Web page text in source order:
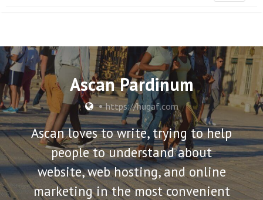
Ascan Pardinum
• https://hugaf.com
Ascan loves to write, trying to help
people to understand about
website, web hosting, and online
marketing in the most convenient